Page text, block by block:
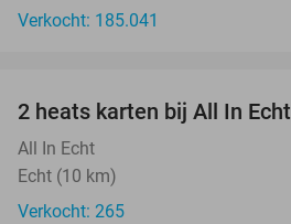
Verkocht: 185.041
2 heats karten bij All In Echt
All In Echt
Echt (10 km)
Verkocht: 265